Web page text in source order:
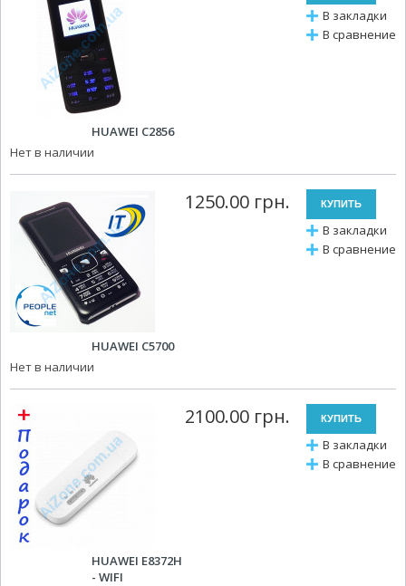
В закладки
В сравнение
HUAWEI C2856
Нет в наличии
В закладки
В сравнение
1250.00 грн.
HUAWEI C5700
Нет в наличии
В закладки
В сравнение
2100.00 грн.
HUAWEI E8372H
- WIFI